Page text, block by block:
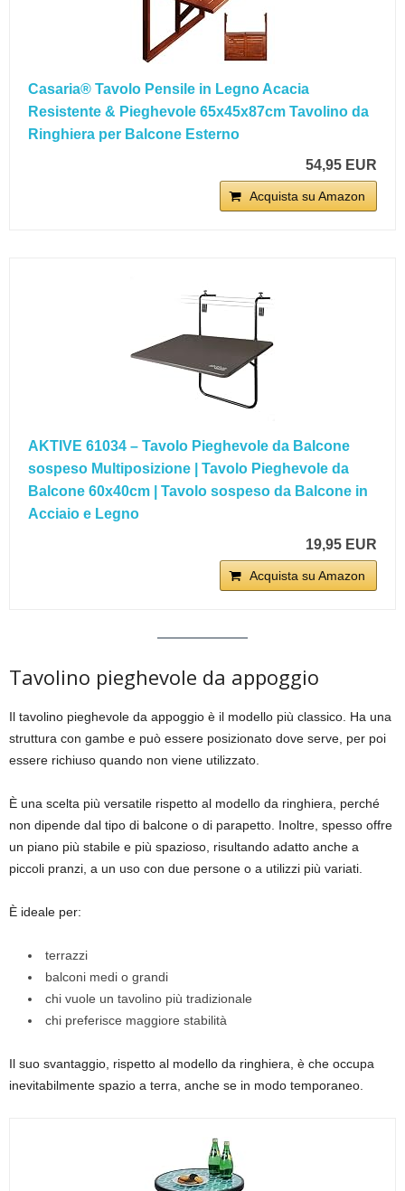
Casaria® Tavolo Pensile in Legno Acacia
Resistente & Pieghevole 65x45x87cm Tavolino da
Ringhiera per Balcone Esterno
54,95 EUR
Acquista su Amazon
AKTIVE 61034 – Tavolo Pieghevole da Balcone
sospeso Multiposizione | Tavolo Pieghevole da
Balcone 60x40cm | Tavolo sospeso da Balcone in
Acciaio e Legno
19,95 EUR
Acquista su Amazon
Tavolino pieghevole da appoggio
Il tavolino pieghevole da appoggio è il modello più classico. Ha una
struttura con gambe e può essere posizionato dove serve, per poi
essere richiuso quando non viene utilizzato.
È una scelta più versatile rispetto al modello da ringhiera, perché
non dipende dal tipo di balcone o di parapetto. Inoltre, spesso offre
un piano più stabile e più spazioso, risultando adatto anche a
piccoli pranzi, a un uso con due persone o a utilizzi più variati.
È ideale per:
terrazzi
balconi medi o grandi
chi vuole un tavolino più tradizionale
chi preferisce maggiore stabilità
Il suo svantaggio, rispetto al modello da ringhiera, è che occupa
inevitabilmente spazio a terra, anche se in modo temporaneo.